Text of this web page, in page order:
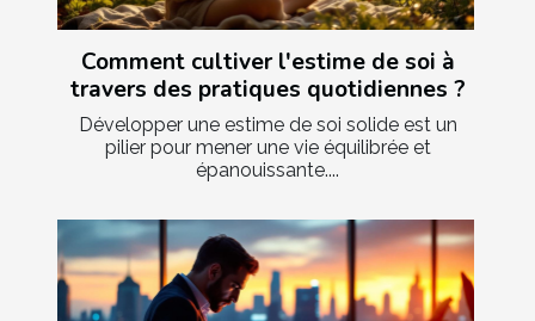
Comment cultiver l'estime de soi à
travers des pratiques quotidiennes ?
Développer une estime de soi solide est un
pilier pour mener une vie équilibrée et
épanouissante....